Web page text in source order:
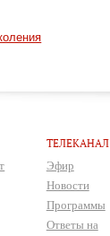
ТЕЛЕКАНАЛ
Эфир
Новости
Программы
Ответы на